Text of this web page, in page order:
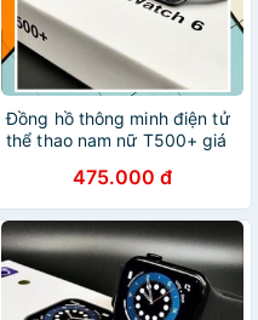
Đồng hồ thông minh điện tử
thể thao nam nữ T500+ giá
đi kèm chống nước phiên
bản giới hạn
475.000 đ